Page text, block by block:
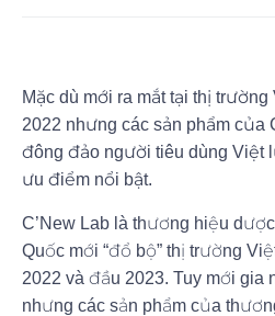
Mặc dù mới ra mắt tại thị
2022 nhưng các sản phẩm của
đông đảo người tiêu dùng Việt
ưu điểm nổi bật.
C’New Lab là thương hiệu
Quốc mới “đổ bộ” thị trường
2022 và đầu 2023. Tuy mới gia
nhưng các sản phẩm của